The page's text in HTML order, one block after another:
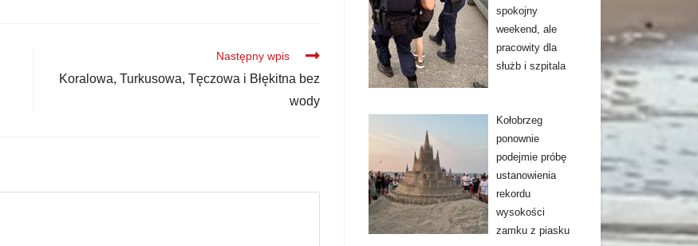
Następny wpis
Koralowa, Turkusowa, Tęczowa i Błękitna bez
wody
spokojny
weekend, ale
pracowity dla
służb i szpitala
Kołobrzeg
ponownie
podejmie próbę
ustanowienia
rekordu
wysokości
zamku z piasku